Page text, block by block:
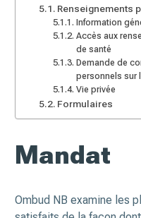
Renseignements
Information
Accès aux
de santé
Demande de
personnels sur
Vie privée
Formulaires
Mandat
Ombud NB examine les